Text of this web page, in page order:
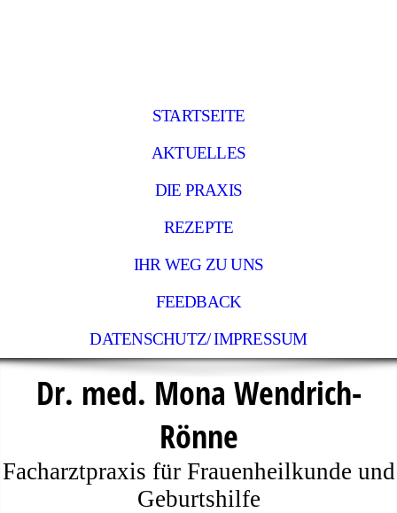
STARTSEITE
AKTUELLES
DIE PRAXIS
REZEPTE
IHR WEG ZU UNS
FEEDBACK
DATENSCHUTZ/ IMPRESSUM
Dr. med. Mona Wendrich-
Rönne
Facharztpraxis für Frauenheilkunde und
Geburtshilfe